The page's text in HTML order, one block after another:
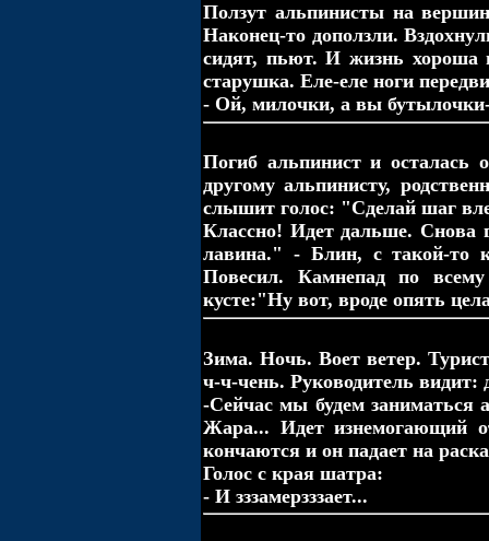
Ползут альпинисты на
Наконец-то доползли.
сидят, пьют. И жизнь хороша
старушка. Еле-еле ноги
- Ой, милочки, а вы бутылочки-
Погиб альпинист и осталась
другому альпинисту,
слышит голос: "Сделай шаг
Класcно! Идет дальше. Снова
лавина." - Блин, с такой-то
Повесил. Камнепад по
кусте:"Ну вот, вроде опять
Зима. Ночь. Воет ветер.
ч-ч-чень. Руководитель видит:
-Сейчас мы будем заниматься
Жара... Идет изнемогающий
кончаются и он падает на
Голос с края шатра:
- И зззамерзззает...